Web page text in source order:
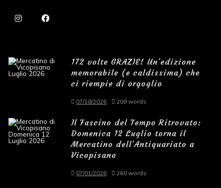
172 volte GRAZIE! Un’edizione
memorabile (e caldissima) che
ci riempie di orgoglio
07/18/2026 209 words
Il Fascino del Tempo Ritrovato:
Domenica 12 Luglio torna il
Mercatino dell’Antiquariato a
Vicopisano
07/01/2026 260 words